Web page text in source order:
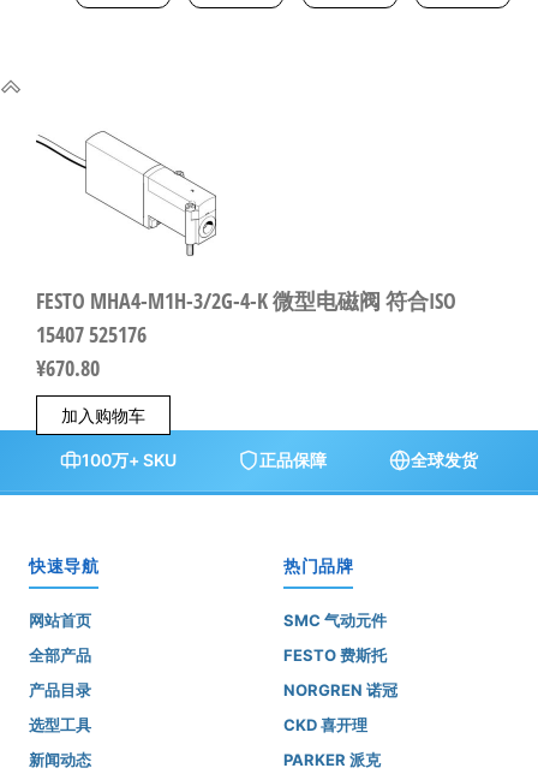
FESTO MHA4-M1H-3/2G-4-K 微型电磁阀 符合ISO
15407 525176
¥670.80
加入购物车
100万+ SKU 正品保障 全球发货
快速导航
网站首页
全部产品
产品目录
选型工具
新闻动态
热门品牌
SMC 气动元件
FESTO 费斯托
NORGREN 诺冠
CKD 喜开理
PARKER 派克